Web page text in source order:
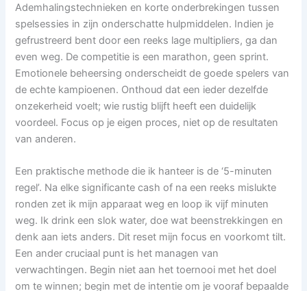
Ademhalingstechnieken en korte onderbrekingen tussen
spelsessies in zijn onderschatte hulpmiddelen. Indien je
gefrustreerd bent door een reeks lage multipliers, ga dan
even weg. De competitie is een marathon, geen sprint.
Emotionele beheersing onderscheidt de goede spelers van
de echte kampioenen. Onthoud dat een ieder dezelfde
onzekerheid voelt; wie rustig blijft heeft een duidelijk
voordeel. Focus op je eigen proces, niet op de resultaten
van anderen.
Een praktische methode die ik hanteer is de ‘5-minuten
regel’. Na elke significante cash of na een reeks mislukte
ronden zet ik mijn apparaat weg en loop ik vijf minuten
weg. Ik drink een slok water, doe wat beenstrekkingen en
denk aan iets anders. Dit reset mijn focus en voorkomt tilt.
Een ander cruciaal punt is het managen van
verwachtingen. Begin niet aan het toernooi met het doel
om te winnen; begin met de intentie om je vooraf bepaalde